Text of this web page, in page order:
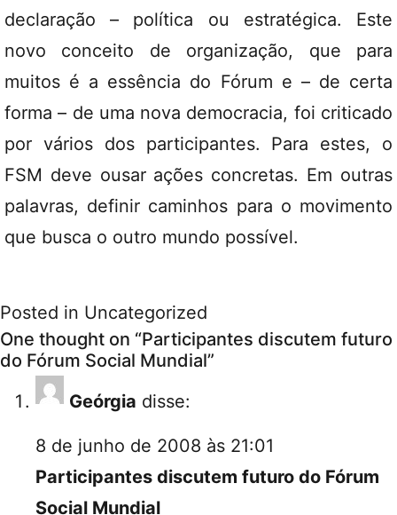
declaração – política ou estratégica. Este
novo conceito de organização, que para
muitos é a essência do Fórum e – de certa
forma – de uma nova democracia, foi criticado
por vários dos participantes. Para estes, o
FSM deve ousar ações concretas. Em outras
palavras, definir caminhos para o movimento
que busca o outro mundo possível.
Posted in Uncategorized
One thought on “Participantes discutem futuro
do Fórum Social Mundial”
Geórgia disse:
8 de junho de 2008 às 21:01
Participantes discutem futuro do Fórum
Social Mundial